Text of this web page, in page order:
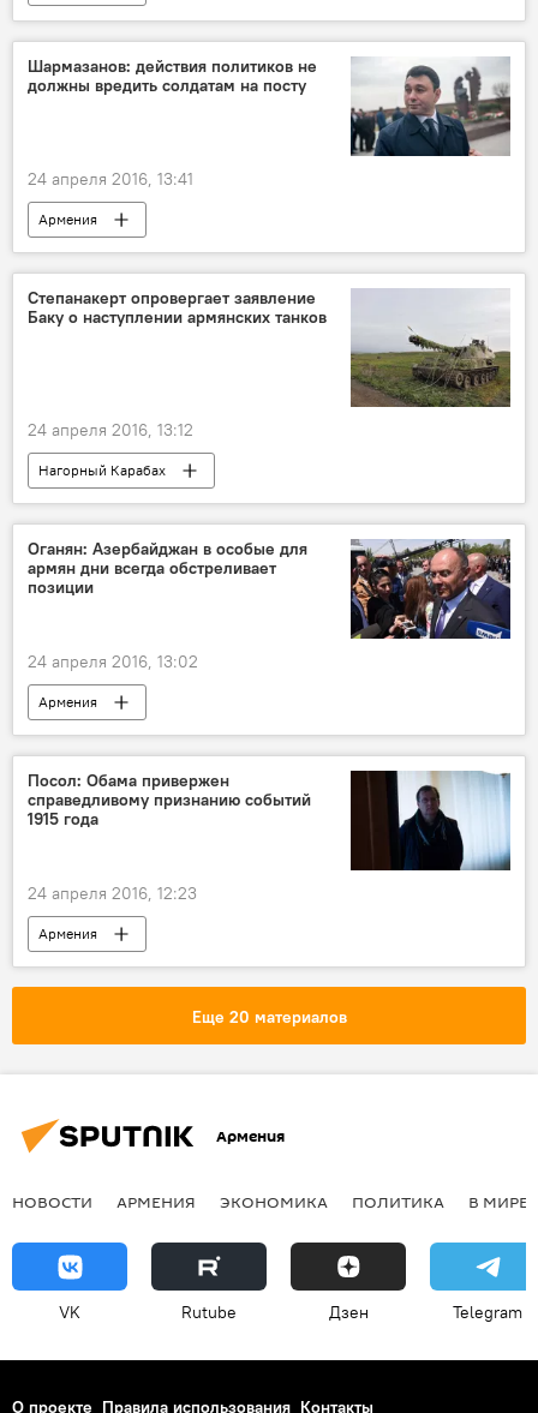
Шармазанов: действия политиков не
должны вредить солдатам на посту
24 апреля 2016, 13:41
Армения
Степанакерт опровергает заявление
Баку о наступлении армянских танков
24 апреля 2016, 13:12
Нагорный Карабах
Оганян: Азербайджан в особые для
армян дни всегда обстреливает
позиции
24 апреля 2016, 13:02
Армения
Посол: Обама привержен
справедливому признанию событий
1915 года
24 апреля 2016, 12:23
Армения
Еще 20 материалов
Армения
НОВОСТИ АРМЕНИЯ ЭКОНОМИКА ПОЛИТИКА В МИРЕ
VK Rutube Дзен Telegram
О проекте Правила использования Контакты